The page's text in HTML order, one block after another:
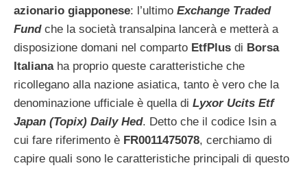
azionario giapponese: l’ultimo Exchange Traded
Fundche la società transalpina lancerà e metterà a
disposizione domani nel comparto EtfPlus di Borsa
Italianaha proprio queste caratteristiche che
ricollegano alla nazione asiatica, tanto è vero che la
denominazione ufficiale è quella di Lyxor Ucits Etf
Japan (Topix) Daily Hed. Detto che il codice Isin a
cui fare riferimento è FR0011475078, cerchiamo di
capire quali sono le caratteristiche principali di questo